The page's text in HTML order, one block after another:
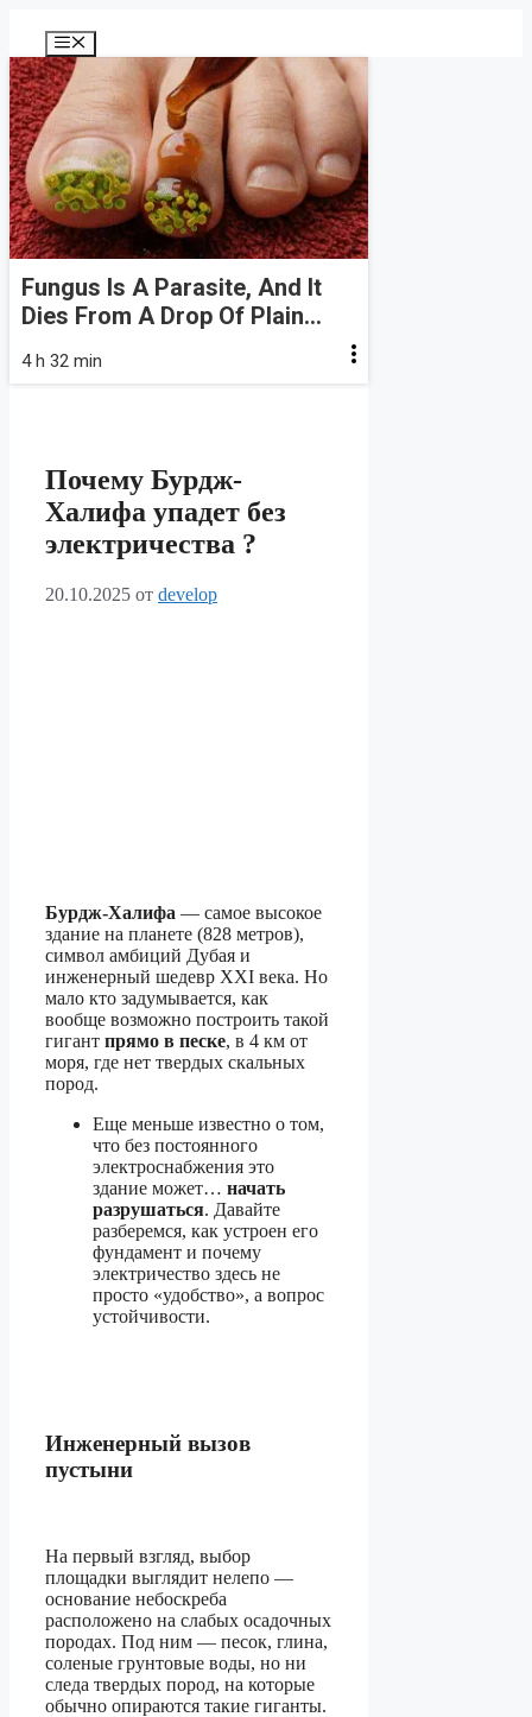
содержимому
Меню
Fungus Is A Parasite, And It
Dies From A Drop Of Plain...
4 h 32 min
Почему Бурдж-
Халифа упадет без
электричества ?
20.10.2025 от develop
Бурдж-Халифа — самое высокое
здание на планете (828 метров),
символ амбиций Дубая и
инженерный шедевр XXI века. Но
мало кто задумывается, как
вообще возможно построить такой
гигант прямо в песке, в 4 км от
моря, где нет твердых скальных
пород.
Еще меньше известно о том,
что без постоянного
электроснабжения это
здание может… начать
разрушаться. Давайте
разберемся, как устроен его
фундамент и почему
электричество здесь не
просто «удобство», а вопрос
устойчивости.
Инженерный вызов
пустыни
На первый взгляд, выбор
площадки выглядит нелепо —
основание небоскреба
расположено на слабых осадочных
породах. Под ним — песок, глина,
соленые грунтовые воды, но ни
следа твердых пород, на которые
обычно опираются такие гиганты.